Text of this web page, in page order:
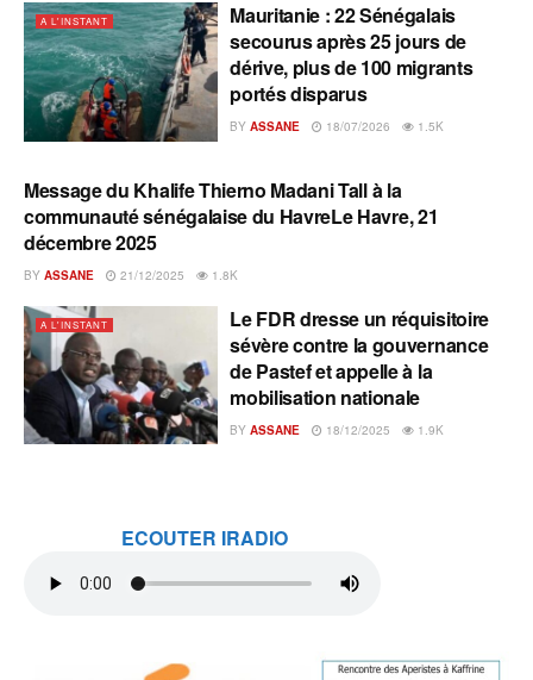
A L'INSTANT
Mauritanie : 22 Sénégalais
secourus après 25 jours de
dérive, plus de 100 migrants
portés disparus
BY ASSANE 18/07/2026 1.5K
A L'INSTANT
Message du Khalife Thierno Madani Tall à la
communauté sénégalaise du HavreLe Havre, 21
décembre 2025
BY ASSANE 21/12/2025 1.8K
A L'INSTANT
Le FDR dresse un réquisitoire
sévère contre la gouvernance
de Pastef et appelle à la
mobilisation nationale
BY ASSANE 18/12/2025 1.9K
ECOUTER IRADIO